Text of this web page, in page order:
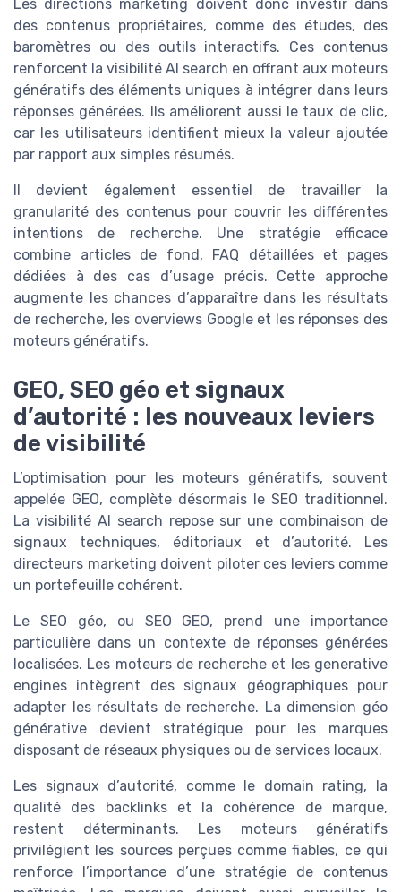
Les directions marketing doivent donc investir dans
des contenus propriétaires, comme des études, des
baromètres ou des outils interactifs. Ces contenus
renforcent la visibilité AI search en offrant aux moteurs
génératifs des éléments uniques à intégrer dans leurs
réponses générées. Ils améliorent aussi le taux de clic,
car les utilisateurs identifient mieux la valeur ajoutée
par rapport aux simples résumés.
Il devient également essentiel de travailler la
granularité des contenus pour couvrir les différentes
intentions de recherche. Une stratégie efficace
combine articles de fond, FAQ détaillées et pages
dédiées à des cas d’usage précis. Cette approche
augmente les chances d’apparaître dans les résultats
de recherche, les overviews Google et les réponses des
moteurs génératifs.
GEO, SEO géo et signaux
d’autorité : les nouveaux leviers
de visibilité
L’optimisation pour les moteurs génératifs, souvent
appelée GEO, complète désormais le SEO traditionnel.
La visibilité AI search repose sur une combinaison de
signaux techniques, éditoriaux et d’autorité. Les
directeurs marketing doivent piloter ces leviers comme
un portefeuille cohérent.
Le SEO géo, ou SEO GEO, prend une importance
particulière dans un contexte de réponses générées
localisées. Les moteurs de recherche et les generative
engines intègrent des signaux géographiques pour
adapter les résultats de recherche. La dimension géo
générative devient stratégique pour les marques
disposant de réseaux physiques ou de services locaux.
Les signaux d’autorité, comme le domain rating, la
qualité des backlinks et la cohérence de marque,
restent déterminants. Les moteurs génératifs
privilégient les sources perçues comme fiables, ce qui
renforce l’importance d’une stratégie de contenus